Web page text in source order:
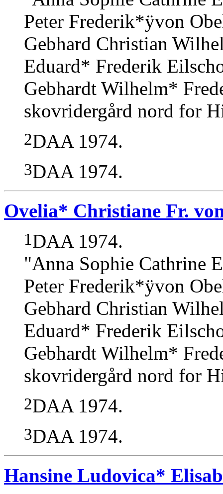
Peter Frederik*ÿvon
Gebhard Christian
Eduard* Frederik
Gebhardt Wilhelm*
skovridergård nord for
2DAA 1974.
3DAA 1974.
Ovelia* Christiane Fr.
1DAA 1974.
"Anna Sophie Cathrine
Peter Frederik*ÿvon
Gebhard Christian
Eduard* Frederik
Gebhardt Wilhelm*
skovridergård nord for
2DAA 1974.
3DAA 1974.
Hansine Ludovica*